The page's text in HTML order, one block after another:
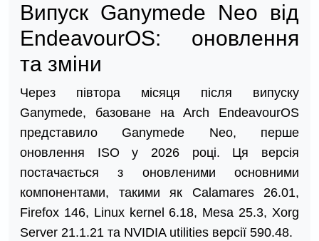
Випуск Ganymede Neo від
EndeavourOS: оновлення
та зміни
Через півтора місяця після випуску
Ganymede, базоване на Arch EndeavourOS
представило Ganymede Neo, перше
оновлення ISO у 2026 році. Ця версія
постачається з оновленими основними
компонентами, такими як Calamares 26.01,
Firefox 146, Linux kernel 6.18, Mesa 25.3, Xorg
Server 21.1.21 та NVIDIA utilities версії 590.48.